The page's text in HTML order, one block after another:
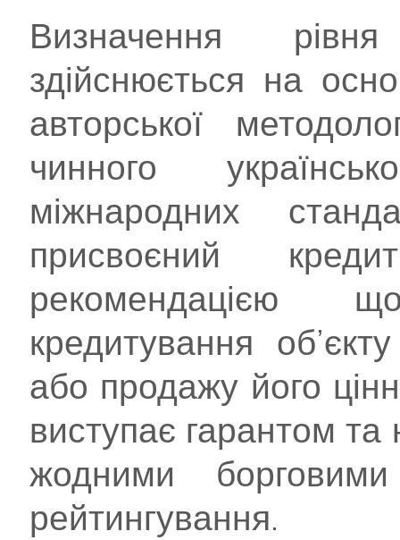
Визначення
здійснюється на
авторської
чинного
міжнародних
присвоєний
рекомендацією
кредитування
або продажу його
виступає гарантом та
жодними борговими
рейтингування.